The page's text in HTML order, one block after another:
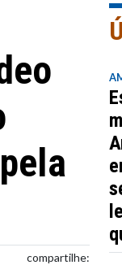
compartilhe: